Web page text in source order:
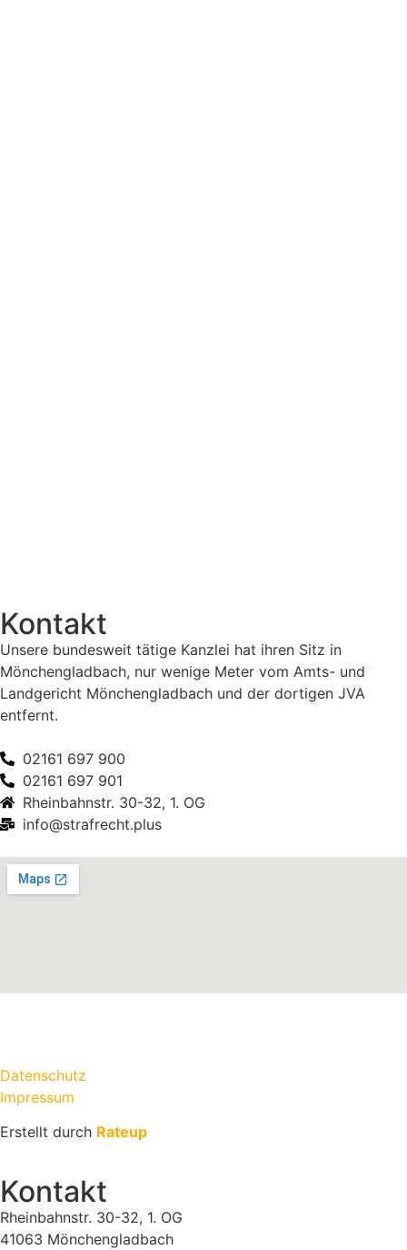
Kontakt
Unsere bundesweit tätige Kanzlei hat ihren Sitz in
Mönchengladbach, nur wenige Meter vom Amts- und
Landgericht Mönchengladbach und der dortigen JVA
entfernt.
02161 697 900
02161 697 901
Rheinbahnstr. 30-32, 1. OG
info@strafrecht.plus
Datenschutz
Impressum
Erstellt durch Rateup
Kontakt
Rheinbahnstr. 30-32, 1. OG
41063 Mönchengladbach